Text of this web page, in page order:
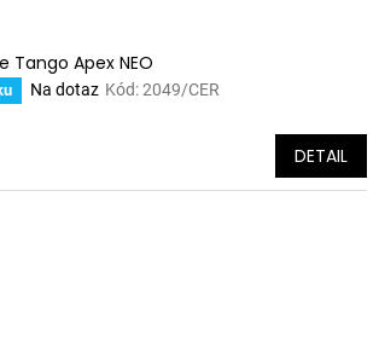
Tango Apex NEO
Na dotaz Kód:2049/CER
DETAIL